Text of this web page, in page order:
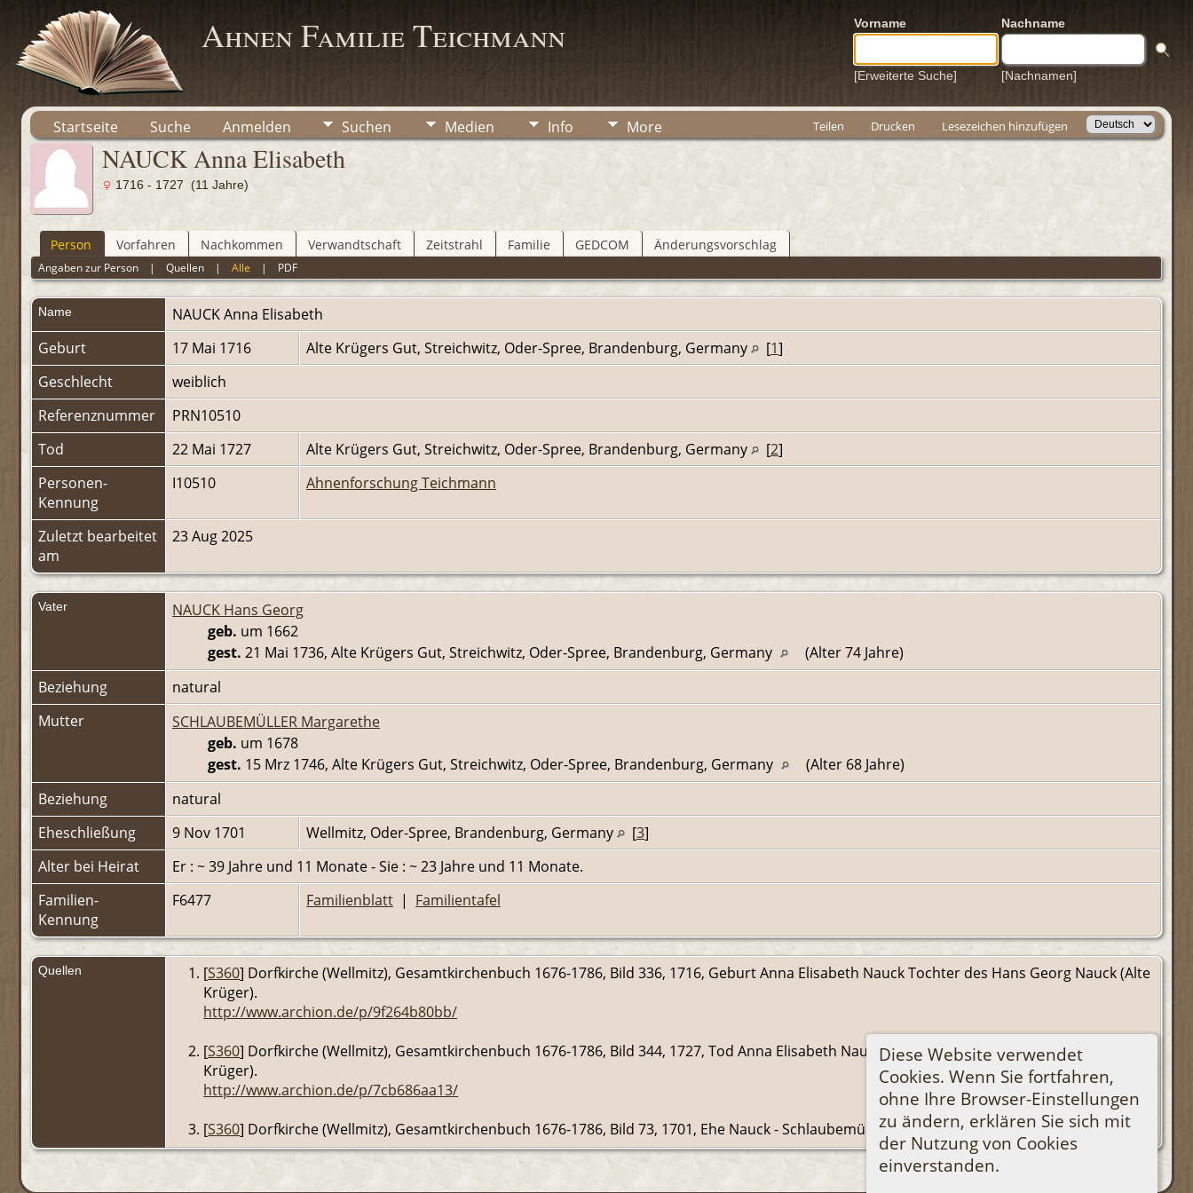
Ahnen Familie Teichmann Vorname Nachname
[Erweiterte Suche] [Nachnamen]
Startseite Suche Anmelden Suchen Medien Info More Teilen Drucken Lesezeichen hinzufügen
Diese Website verwendet
Cookies. Wenn Sie fortfahren,
ohne Ihre Browser-Einstellungen
zu ändern, erklären Sie sich mit
der Nutzung von Cookies
einverstanden.
NAUCK Anna Elisabeth
1716 - 1727 (11 Jahre)
Person Vorfahren Nachkommen Verwandtschaft Zeitstrahl Familie GEDCOM Änderungsvorschlag
Angaben zur Person |Quellen |Alle | PDF
Name NAUCKAnna Elisabeth
Geburt
17 Mai 1716 Alte Krügers Gut, Streichwitz, Oder-Spree, Brandenburg, Germany [1]
Geschlecht
weiblich
Referenznummer
PRN10510
Tod
22 Mai 1727 Alte Krügers Gut, Streichwitz, Oder-Spree, Brandenburg, Germany [2]
Personen-
Kennung
I10510 Ahnenforschung Teichmann
Zuletzt bearbeitet
am
23 Aug 2025
Vater
NAUCK Hans Georg
geb. um 1662
gest. 21 Mai 1736, Alte Krügers Gut, Streichwitz, Oder-Spree, Brandenburg, Germany
(Alter 74 Jahre)
Beziehung
natural
Mutter
SCHLAUBEMÜLLER Margarethe
geb. um 1678
gest. 15 Mrz 1746, Alte Krügers Gut, Streichwitz, Oder-Spree, Brandenburg, Germany
(Alter 68 Jahre)
Beziehung
natural
Eheschließung
9 Nov 1701 Wellmitz, Oder-Spree, Brandenburg, Germany [3]
Alter bei Heirat
Er : ~ 39 Jahre und 11 Monate - Sie : ~ 23 Jahre und 11 Monate.
Familien-
Kennung
F6477 Familienblatt | Familientafel
Quellen [S360] Dorfkirche (Wellmitz), Gesamtkirchenbuch 1676-1786, Bild 336, 1716, Geburt Anna Elisabeth Nauck Tochter des Hans Georg Nauck (Alte
Krüger).
http://www.archion.de/p/9f264b80bb/
[S360] Dorfkirche (Wellmitz), Gesamtkirchenbuch 1676-1786, Bild 344, 1727, Tod Anna Elisabeth Nauck Tochter des Hans Georg Nauck(alte
Krüger).
http://www.archion.de/p/7cb686aa13/
[S360] Dorfkirche (Wellmitz), Gesamtkirchenbuch 1676-1786, Bild 73, 1701, Ehe Nauck - Schlaubemüller.
http://www.archion.de/p/1c7d1edcba/